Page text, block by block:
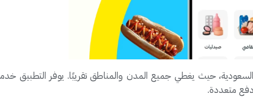
حيث يغطي جميع المدن والمناطق تقريبًا. يوفر التطبيق
دفع متعددة.